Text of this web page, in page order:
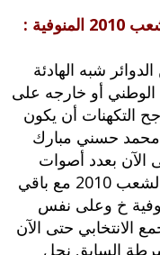
مرشحي الحزب الوطني لمجلس الشعب 2010 المنوفية :
شبه الهادئة
الوطني أو خارجه على
التكهنات أن يكون
محمد حسني مبارك
الآن بعدد أصوات
يؤهله بقوة لخوض انتخابات مجلس الشعب 2010 مع باقي
خ ‬وعلى نفس
الانتخابي حتى الآن
السابق نجل